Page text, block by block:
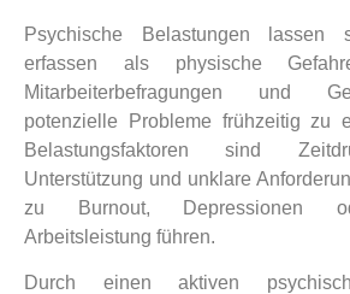
Psychische Belastungen lassen
erfassen als physische
Mitarbeiterbefragungen und
potenzielle Probleme frühzeitig zu
Belastungsfaktoren sind
Unterstützung und unklare
zu Burnout, Depressionen
Arbeitsleistung führen.
Durch einen aktiven